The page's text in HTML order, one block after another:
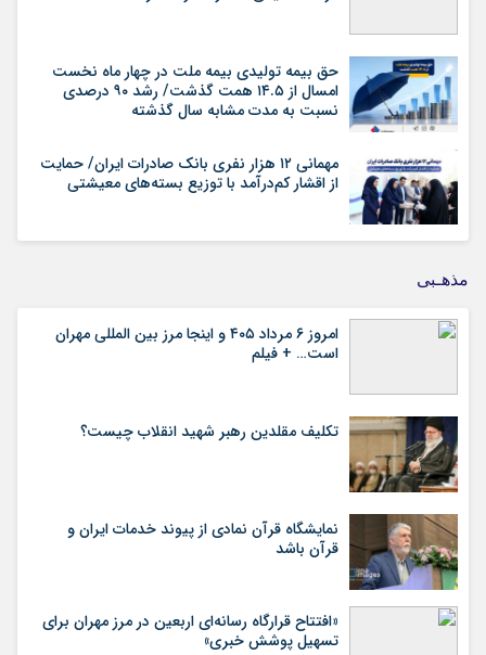
حق بیمه تولیدی بیمه ملت در چهار ماه نخست
امسال از ۱۴.۵ همت گذشت/ رشد ۹۰ درصدی
نسبت به مدت مشابه سال گذشته
مهمانی ۱۲ هزار نفری بانک صادرات ایران/ حمایت
از اقشار کم‌درآمد با توزیع بسته‌های معیشتی
مذهـبی
امروز ۶ مرداد ۴۰۵ و اینجا مرز بین المللی مهران
است… + فیلم
تکلیف مقلدین رهبر شهید انقلاب چیست؟
نمایشگاه قرآن نمادی از پیوند خدمات ایران و
قرآن باشد
«افتتاح قرارگاه رسانه‌ای اربعین در مرز مهران برای
تسهیل پوشش خبری»